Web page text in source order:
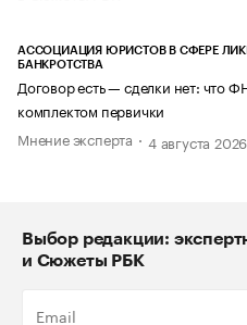
АССОЦИАЦИЯ ЮРИСТОВ В СФЕРЕ
БАНКРОТСТВА
Договор есть — сделки нет: что
комплектом первички
Мнение эксперта
4 августа 2026
Выбор редакции:
и Сюжеты РБК